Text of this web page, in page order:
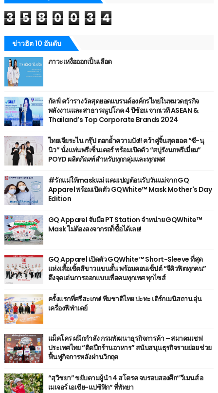
3 5 8 0 0 3 4
ข่าวฮิต 10 อันดับ
ภาวะเหงื่อออกเป็นเลือด
กัลฟ์ คว้ารางวัลสุดยอดแบรนด์องค์กรไทยในหมวดธุรกิจ
พลังงานและสาธารณูปโภค 4 ปีซ้อน จากเวที ASEAN &
Thailand’s Top Corporate Brands 2024
ไทยเจียระไน กรุ๊ป ตอกย้ำความปัง!! คว้าคู่จิ้นสุดฮอต “ซี-นุ
นิว” นั่งแท่นพรีเซ็นเตอร์ พร้อมเปิดตัว “สบู่รังนกพรีเมี่ยม”
POYD ผลิตภัณฑ์สำหรับทุกกลุ่มและทุกเพศ
#รักแม่ให้maskแม่ แคมเปญต้อนรับวันแม่จาก GQ
Apparel พร้อมเปิดตัว GQWhite™ Mask Mother's Day
Edition
GQ Apparel จับมือ PT Station จำหน่าย GQWhite™
Mask ไม่ต้องลงจากรถก็ซื้อได้เลย!
GQ Apparel เปิดตัว GQWhite™ Short-Sleeve ที่สุด
แห่งเสื้อเชิ้ตสีขาวแขนสั้น พร้อมคอนเซ็ปต์ “จีคิวฟิตทุกคน”
ดึงจุดเด่นการออกแบบเพื่อคนทุกเพศ ทุกไซส์
ครั้งแรกที่ศรีสะเกษ! ทีมชาติไทย ปะทะ เติร์กเมนิสถาน อุ่น
เครื่องฟีฟ่าเดย์
แม็คโคร ผนึกกำลัง กรมพัฒนาธุรกิจการค้า – สมาคมเชฟ
ประเทศไทย “ติดปีกร้านอาหาร” สนับสนุนธุรกิจรายย่อย ช่วย
ฟื้นฟูกิจการหลังผ่านวิกฤต
“สุวิชยา” ขยับตามผู้นำ 4 สโตรค จบรอบสองศึก“วีเมนส์ อ
เมเจอร์ เอเชีย-แปซิฟิก” ที่พัทยา